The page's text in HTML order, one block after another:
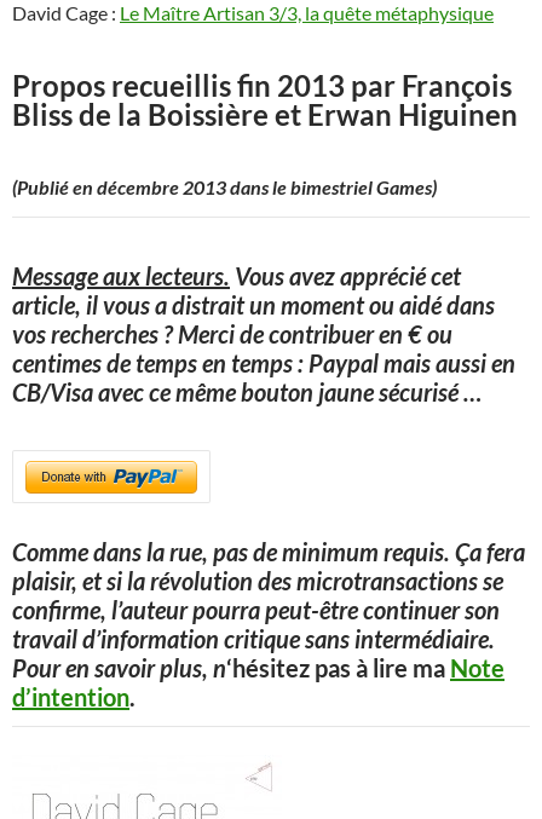
David Cage : Le Maître Artisan 3/3, la quête métaphysique
Propos recueillis fin 2013 par François
Bliss de la Boissière et Erwan Higuinen
(Publié en décembre 2013 dans le bimestriel Games)
Message aux lecteurs. Vous avez apprécié cet
article, il vous a distrait un moment ou aidé dans
vos recherches ? Merci de contribuer en € ou
centimes de temps en temps : Paypal mais aussi en
CB/Visa avec ce même bouton jaune sécurisé…
Comme dans la rue, pas de minimum requis. Ça fera
plaisir, et si la révolution des microtransactions se
confirme, l’auteur pourra peut-être continuer son
travail d’information critique sans intermédiaire.
Pour en savoir plus, n‘hésitez pas à lire ma Note
d’intention.